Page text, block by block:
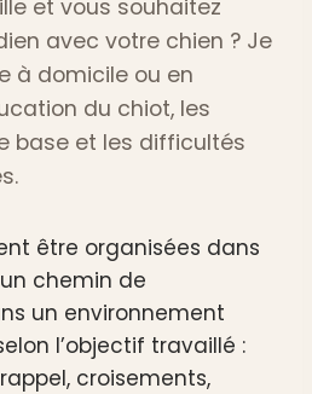
et vous souhaitez
avec votre chien ? Je
à domicile ou en
du chiot, les
base et les difficultés
être organisées dans
chemin de
un environnement
l’objectif travaillé :
croisements,